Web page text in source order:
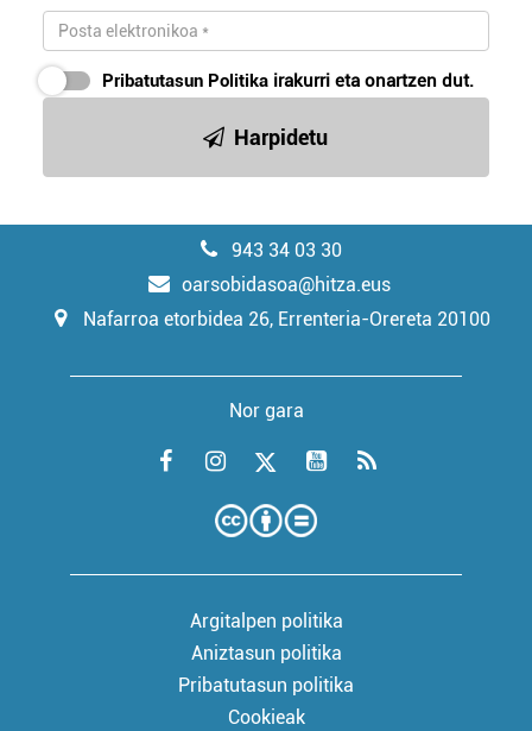
Pribatutasun Politika irakurri eta onartzen dut.
Harpidetu
943 34 03 30
oarsobidasoa@hitza.eus
Nafarroa etorbidea 26, Errenteria-Orereta 20100
Nor gara
Argitalpen politika
Aniztasun politika
Pribatutasun politika
Cookieak